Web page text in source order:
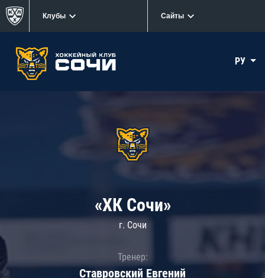
Клубы Сайты
РУ
«ХК Сочи»
г. Сочи
Тренер:
Ставровский Евгений